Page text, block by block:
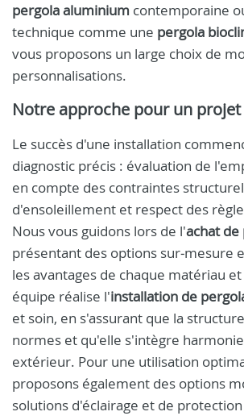
pergola aluminium contemporaine
technique comme une pergola
vous proposons un large choix de
personnalisations.
Notre approche pour un
Le succès d'une installation
diagnostic précis : évaluation de
en compte des contraintes
d'ensoleillement et respect des
Nous vous guidons lors de l'achat de
présentant des options sur‑mesure
les avantages de chaque matériau
équipe réalise l'installation de
et soin, en s'assurant que la
normes et qu'elle s'intègre
extérieur. Pour une utilisation
proposons également des options
solutions d'éclairage et de